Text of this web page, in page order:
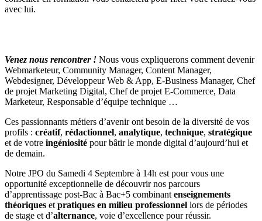
avec lui.
Venez nous rencontrer ! Nous vous expliquerons comment devenir
Webmarketeur, Community Manager, Content Manager,
Webdesigner, Développeur Web & App, E-Business Manager, Chef
de projet Marketing Digital, Chef de projet E-Commerce, Data
Marketeur, Responsable d’équipe technique …
Ces passionnants métiers d’avenir ont besoin de la diversité de vos
profils : créatif, rédactionnel, analytique, technique, stratégique
et de votre ingéniosité pour bâtir le monde digital d’aujourd’hui et
de demain.
Notre JPO du Samedi 4 Septembre à 14h est pour vous une
opportunité exceptionnelle de découvrir nos parcours
d’apprentissage post-Bac à Bac+5 combinant enseignements
théoriques et pratiques en milieu professionnel lors de périodes
de stage et d’alternance, voie d’excellence pour réussir.